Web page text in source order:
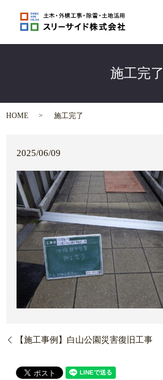
施工完了
HOME 施工完了
2025/06/09
【施工事例】白山公園災害復旧工事